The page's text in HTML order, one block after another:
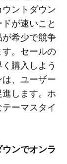
ントダウン
が速いこと
希少で競争
。セールの
購入しよう
、ユーザー
します。ホ
ーマスタイ
ンでオンラ